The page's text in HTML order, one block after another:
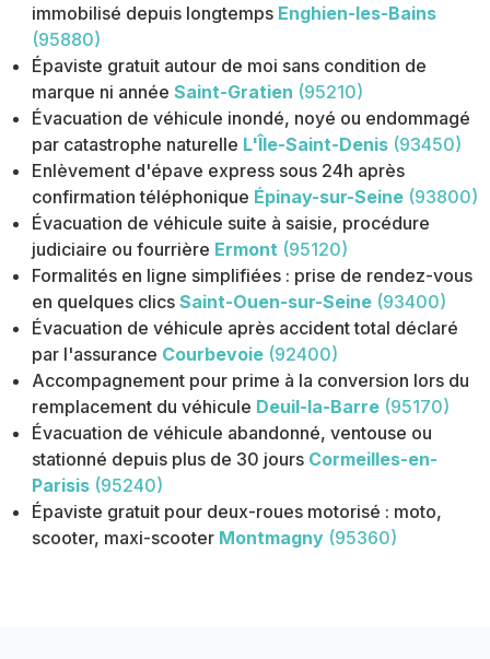
immobilisé depuis longtemps Enghien-les-Bains
(95880)
Épaviste gratuit autour de moi sans condition de
marque ni année Saint-Gratien (95210)
Évacuation de véhicule inondé, noyé ou endommagé
par catastrophe naturelle L'Île-Saint-Denis (93450)
Enlèvement d'épave express sous 24h après
confirmation téléphonique Épinay-sur-Seine (93800)
Évacuation de véhicule suite à saisie, procédure
judiciaire ou fourrière Ermont (95120)
Formalités en ligne simplifiées : prise de rendez-vous
en quelques clics Saint-Ouen-sur-Seine (93400)
Évacuation de véhicule après accident total déclaré
par l'assurance Courbevoie (92400)
Accompagnement pour prime à la conversion lors du
remplacement du véhicule Deuil-la-Barre (95170)
Évacuation de véhicule abandonné, ventouse ou
stationné depuis plus de 30 jours Cormeilles-en-
Parisis (95240)
Épaviste gratuit pour deux-roues motorisé : moto,
scooter, maxi-scooter Montmagny (95360)